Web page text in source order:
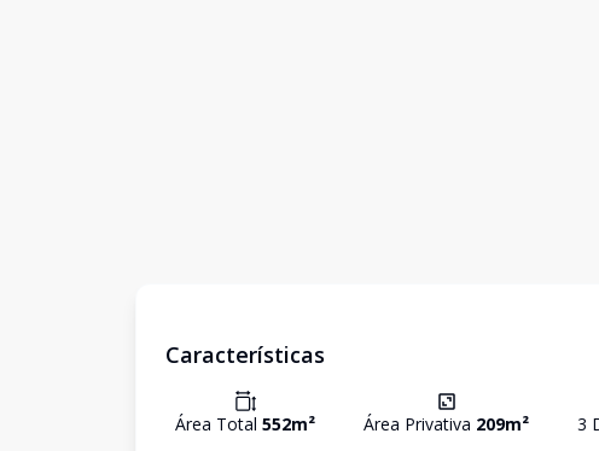
Características
Área Total 552m² Área Privativa 209m² 3